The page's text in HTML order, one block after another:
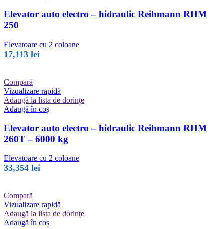
Elevator auto electro – hidraulic Reihmann RHM
250
Elevatoare cu 2 coloane
17,113 lei
Compară
Vizualizare rapidă
Adaugă la lista de dorințe
Adaugă în coș
Elevator auto electro – hidraulic Reihmann RHM
260T – 6000 kg
Elevatoare cu 2 coloane
33,354 lei
Compară
Vizualizare rapidă
Adaugă la lista de dorințe
Adaugă în coș